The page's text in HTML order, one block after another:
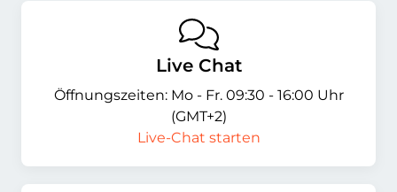
Live Chat
Öffnungszeiten: Mo - Fr. 09:30 - 16:00 Uhr
(GMT+2)
Live-Chat starten